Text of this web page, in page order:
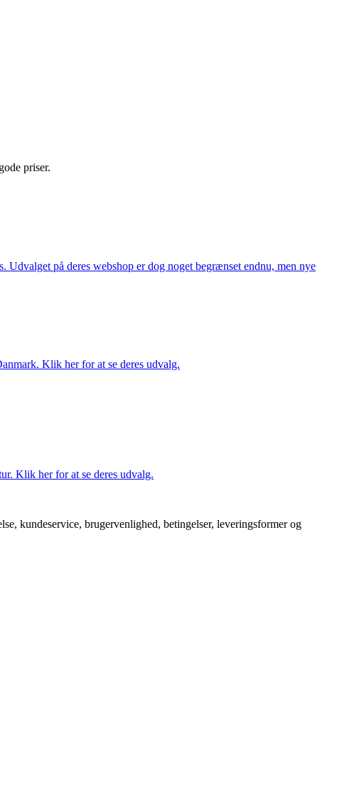
priser.
på deres webshop er dog noget begrænset endnu, men nye
Klik her for at se deres udvalg.
Klik her for at se deres udvalg.
kundeservice, brugervenlighed, betingelser, leveringsformer og